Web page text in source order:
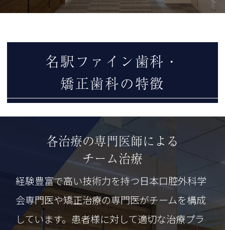
名駅ファイン歯科・
矯正歯科の特徴
各治療の専門医師による
チーム治療
経験豊富で高い技術力を持つ日本口腔外科学
会専門医や矯正治療の専門医がチームを構成
しています。 患者様に対して適切な治療プラ